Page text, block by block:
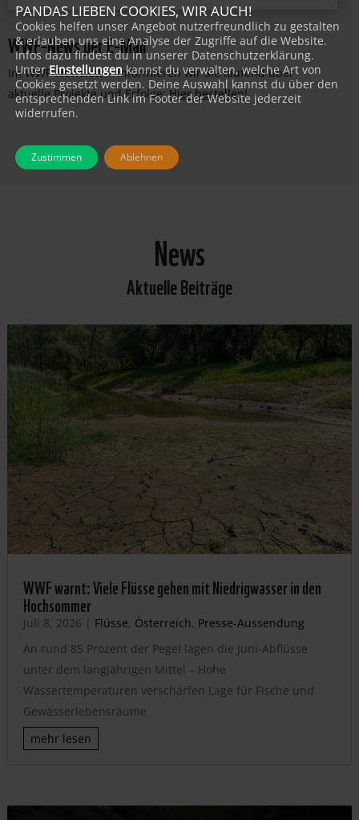
WWF-News per E-Mail
Im WWF-Newsletter informieren wir Sie laufend über
aktuelle Projekte und Erfolge:Hier bestellen!
News
Aktuelle Beiträge
WWF warnt: Viele Flüsse gehen mit Niedrigwasser in den
Hochsommer
Juli 8, 2026 | Flüsse, Österreich, Presse-Aussendung
An rund 85 Prozent der Pegel lagen die Juni-Abflüsse
unter dem langjährigen Mittel – Hohe
Wassertemperaturen verschärfen Lage für Fische und
Gewässerlebensräume
mehr lesen
PANDAS LIEBEN COOKIES, WIR AUCH!
Cookies helfen unser Angebot nutzerfreundlich zu gestalten
& erlauben uns eine Analyse der Zugriffe auf die Website.
Infos dazu findest du in unserer Datenschutzerklärung.
UnterEinstellungen kannst du verwalten, welche Art von
Cookies gesetzt werden. Deine Auswahl kannst du über den
entsprechenden Link im Footer der Website jederzeit
widerrufen.
Zustimmen Ablehnen